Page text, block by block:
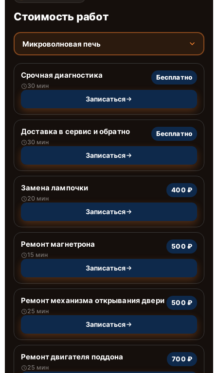
Стоимость работ
Микроволновая печь
Срочная диагностика
30 мин
Бесплатно
Записаться
Доставка в сервис и обратно
30 мин
Бесплатно
Записаться
Замена лампочки
20 мин
400 ₽
Записаться
Ремонт магнетрона
15 мин
500 ₽
Записаться
Ремонт механизма открывания двери
25 мин
500 ₽
Записаться
Ремонт двигателя поддона
25 мин
700 ₽